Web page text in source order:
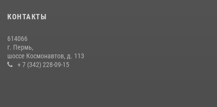
24 июля 2026, 08:45
КОНТАКТЫ
614066
г. Пермь,
шоссе Космонавтов, д. 113
+ 7 (342) 228-09-15